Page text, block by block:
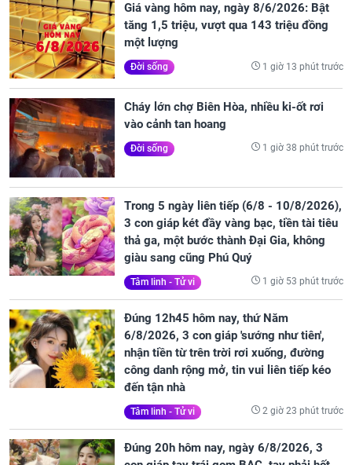
Giá vàng hôm nay, ngày 8/6/2026: Bật
tăng 1,5 triệu, vượt qua 143 triệu đồng
một lượng
Đời sống 1 giờ 13 phút trước
Cháy lớn chợ Biên Hòa, nhiều ki-ốt rơi
vào cảnh tan hoang
Đời sống 1 giờ 38 phút trước
Trong 5 ngày liên tiếp (6/8 - 10/8/2026),
3 con giáp két đầy vàng bạc, tiền tài tiêu
thả ga, một bước thành Đại Gia, không
giàu sang cũng Phú Quý
Tâm linh - Tử vi 1 giờ 53 phút trước
Đúng 12h45 hôm nay, thứ Năm
6/8/2026, 3 con giáp 'sướng như tiên',
nhận tiền từ trên trời rơi xuống, đường
công danh rộng mở, tin vui liên tiếp kéo
đến tận nhà
Tâm linh - Tử vi 2 giờ 23 phút trước
Đúng 20h hôm nay, ngày 6/8/2026, 3